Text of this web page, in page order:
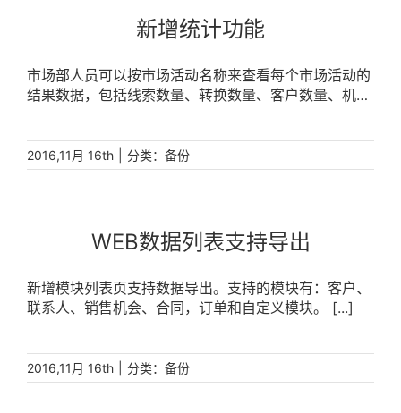
新增统计功能
市场部人员可以按市场活动名称来查看每个市场活动的
结果数据，包括线索数量、转换数量、客户数量、机会
2016,11月 16th 分类： 备份
WEB数据列表支持导出
新增模块列表页支持数据导出。支持的模块有：客户、
联系人、销售机会、合同，订单和自定义模块。 [...]
2016,11月 16th 分类： 备份